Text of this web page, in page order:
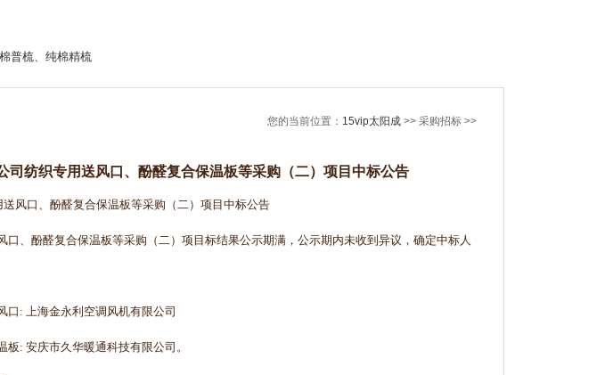
普梳、纯棉精梳
您的当前位置： 15vip太阳成 >> 采购招标 >>
司纺织专用送风口、酚醛复合保温板等采购（二）项目中标公告
风口、酚醛复合保温板等采购（二）项目中标公告
口、酚醛复合保温板等采购（二）项目标结果公示期满，公示期内未收到异议，确定中标人
口: 上海金永利空调风机有限公司
板: 安庆市久华暖通科技有限公司。